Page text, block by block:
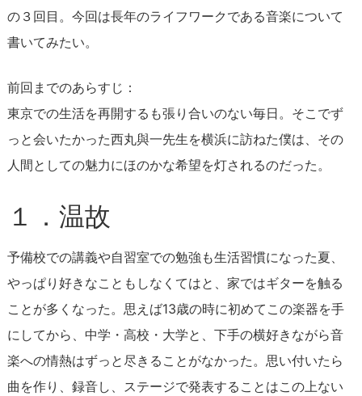
の３回目。今回は長年のライフワークである音楽について
書いてみたい。
前回までのあらすじ：
東京での生活を再開するも張り合いのない毎日。そこでず
っと会いたかった西丸與一先生を横浜に訪ねた僕は、その
人間としての魅力にほのかな希望を灯されるのだった。
１．温故
予備校での講義や自習室での勉強も生活習慣になった夏、
やっぱり好きなこともしなくてはと、家ではギターを触る
ことが多くなった。思えば13歳の時に初めてこの楽器を手
にしてから、中学・高校・大学と、下手の横好きながら音
楽への情熱はずっと尽きることがなかった。思い付いたら
曲を作り、録音し、ステージで発表することはこの上ない